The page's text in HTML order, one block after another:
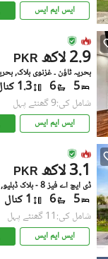
ایس ایم ایس
PKR 2.9 لاکھ
بحریہ ٹاؤن ۔ غزنوی بلاک,
5
6 1.3 کنال
شامل کی:9 گھنٹے پہل
ایس ایم ایس
PKR 3.1 لاکھ
ڈی ایچ اے فیز 8 - بلاک ڈبلیو, ڈی ایچ اے فیز 8
5
6 1 کنال
شامل کی:11 گھنٹے پہل
ایس ایم ایس